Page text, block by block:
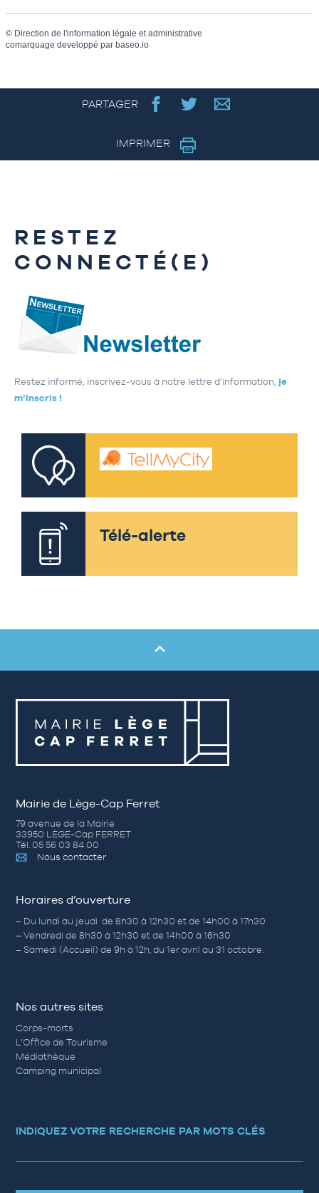
© Direction de l'information légale et administrative
comarquage developpé par baseo.io
PARTAGER
IMPRIMER
RESTEZ
CONNECTÉ(E)
Restez informé, inscrivez-vous à notre lettre d’information, je
m’inscris !
Télé-alerte
Mairie de Lège-Cap Ferret
79 avenue de la Mairie
33950 LÈGE-Cap FERRET
Tél. 05 56 03 84 00
Nous contacter
Horaires d’ouverture
– Du lundi au jeudi de 8h30 à 12h30 et de 14h00 à 17h30
– Vendredi de 8h30 à 12h30 et de 14h00 à 16h30
– Samedi (Accueil) de 9h à 12h, du 1er avril au 31 octobre.
Nos autres sites
Corps-morts
L’Office de Tourisme
Médiathèque
Camping municipal
INDIQUEZ VOTRE RECHERCHE PAR MOTS CLÉS